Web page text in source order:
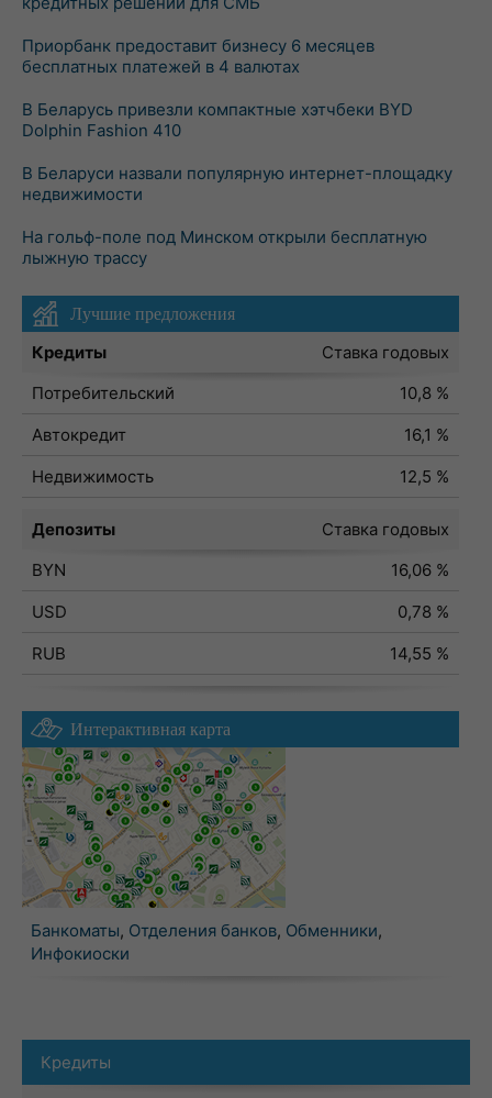
Приорбанк предоставит бизнесу 6 месяцев
бесплатных платежей в 4 валютах
В Беларусь привезли компактные хэтчбеки BYD
Dolphin Fashion 410
В Беларуси назвали популярную интернет-площадку
недвижимости
На гольф-поле под Минском открыли бесплатную
лыжную трассу
Лучшие предложения
Кредиты
Ставка годовых
Потребительский
10,8 %
Автокредит
16,1 %
Недвижимость
12,5 %
Депозиты
Ставка годовых
BYN
16,06 %
USD
0,78 %
RUB
14,55 %
Интерактивная карта
Банкоматы, Отделения банков, Обменники,
Инфокиоски
Кредиты